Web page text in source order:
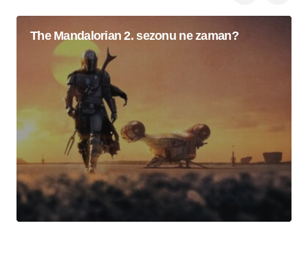
The Mandalorian 2. sezonu ne zaman?